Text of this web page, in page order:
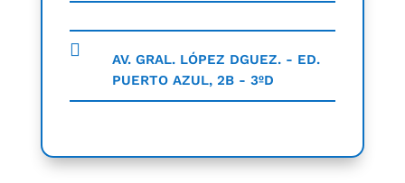
AV. GRAL. LÓPEZ DGUEZ. - ED.
PUERTO AZUL, 2B - 3ºD